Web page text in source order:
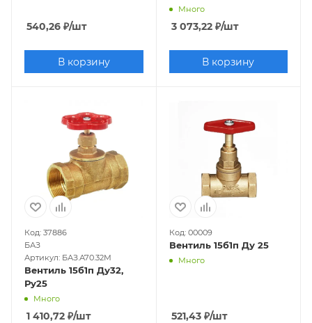
540,26 ₽/шт
В корзину
Много
3 073,22₽/шт
В корзину
Код: 37886
БАЗ
Артикул: БАЗ.А70.32М
Вентиль 15б1п Ду32,
Ру25
Много
1 410,72 ₽/шт
Код: 00009
Вентиль 15б1п Ду 25
Много
521,43₽/шт